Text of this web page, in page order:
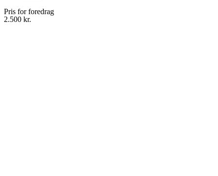
Pris for foredrag
2.500 kr.